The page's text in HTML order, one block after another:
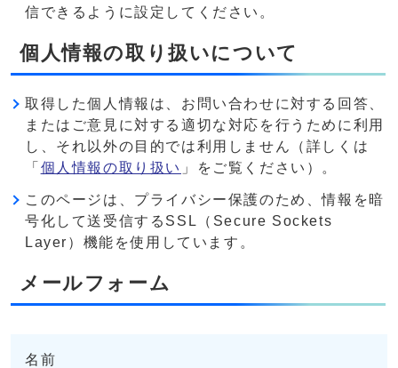
信できるように設定してください。
個人情報の取り扱いについて
取得した個人情報は、お問い合わせに対する回答、
またはご意見に対する適切な対応を行うために利用
し、それ以外の目的では利用しません（詳しくは
「 個人情報の取り扱い 」をご覧ください）。
このページは、プライバシー保護のため、情報を暗
号化して送受信するSSL（Secure Sockets
Layer）機能を使用しています。
メールフォーム
名前